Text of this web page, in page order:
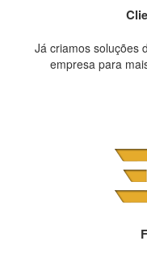
Já criamos soluções
empresa para